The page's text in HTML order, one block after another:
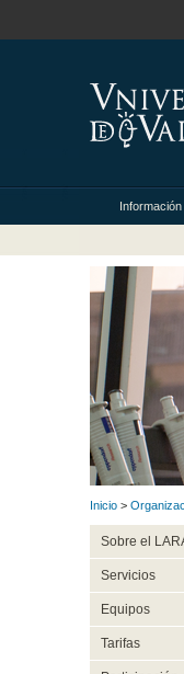
Inicio >
Sobre el
Servicios
Equipos
Tarifas